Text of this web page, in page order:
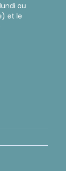
au
et le